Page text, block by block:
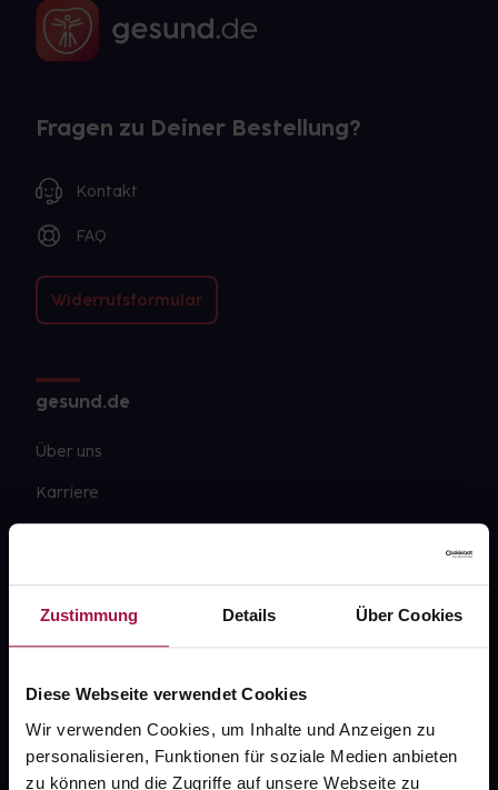
Zustimmung Details Über Cookies
Diese Webseite verwendet Cookies
Wir verwenden Cookies, um Inhalte und Anzeigen zu
personalisieren, Funktionen für soziale Medien anbieten
zu können und die Zugriffe auf unsere Webseite zu
Fragen zu Deiner Bestellung?
Kontakt
FAQ
Widerrufsformular
gesund.de
Über uns
Karriere
PAYBACK
Sanitätshäuser
Datenschutz
AGB